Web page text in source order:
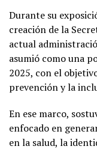
Durante su
creación de la
actual
asumió como una
2025, con el
prevención y la
En ese marco,
enfocado en
en la salud, la